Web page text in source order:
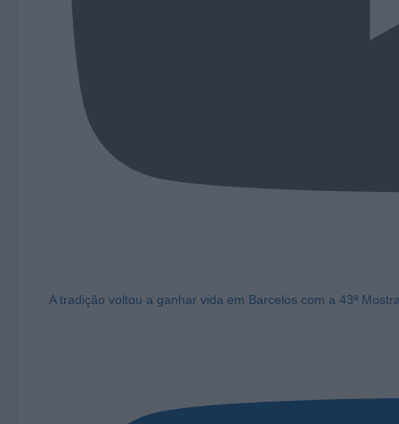
A tradição voltou a ganhar vida em Barcelos com a 43ª